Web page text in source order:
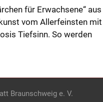
für Erwachsene“ aus
vom Allerfeinsten mit
Tiefsinn. So werden
Braunschweig e. V.